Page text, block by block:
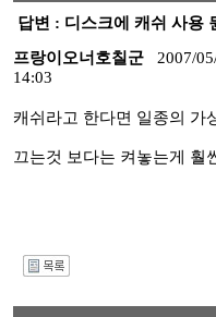
답변 : 디스크에 캐쉬 사용
프랑이오너호칠군
2007/
14:03
캐쉬라고 한다면 일종의 가
끄는것 보다는 켜놓는게 훨